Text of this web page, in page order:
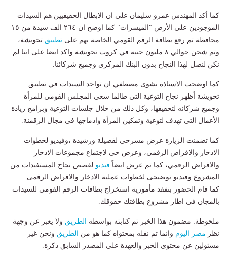
كما أكد المهندس عمرو سليمان على ان الابطال الحقيقيين هم السيدات
الموجودين على الأرض "الميسرات" كما اوضح ان ٢٦٤ الف سيدة من ١٥
محافظة تم رفع بطاقة الرقم القومي الخاصة بهم على تطبيق تحويشة،
وتم شحن حوالي ٨ مليون جنيه في كروت تحويشة واكد ايضا على اننا لم
نكن لنصل لهذا النجاح بدون البنك المركزي وجميع شركائنا.
كما اوضحت الاستاذة نشوى مصطفي ان تواجد السيدات في تطبيق
تحويشة أظهر نجاح التوعية التي طالما سعى المجلس القومي للمرأة
وجميع شركائه لتحقيقها، وكل ذلك من خلال جلسات التوعية وبرامج ريادة
الأعمال التى تهدف لتوعية وتمكين المرأة وادماجها في مجال الرقمنة.
كما تضمنت الزيارة عرض مسرحي لفصيلة ورشيدة ،وفيديو لخطوات
الادخار والاقراض الرقمي، وعرض حى لاجتماع مجموعات الادخار
والاقراض الرقمي، كما تم عرض ايضاً فيديو لقصص نجاح المستفيدات من
المشروع وفيديو توضيحى لخطوات عملية الادخار والاقراض الرقمى.
كما قام الحضور بتفقد مأمورية استخراج بطاقات الرقم القومى للسيدات
بالمجان فى اطار مشروع بطاقتك حقوقك.
ملحوظة: مضمون هذا الخبر تم كتابته بواسطة الطريق ولا يعبر عن وجهة
نظر مصر اليوم وانما تم نقله بمحتواه كما هو من الطريق ونحن غير
مسئولين عن محتوى الخبر والعهدة علي المصدر السابق ذكرة.